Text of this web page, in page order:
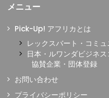
メニュー
Pick-Up! アフリカとは
レックスバート・コミ
日本・ルワンダビジネ
協賛企業・団体登録
お問い合わせ
プライバシーポリシー